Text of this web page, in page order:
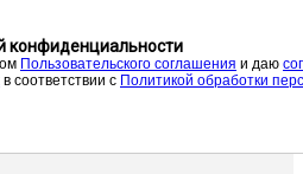
конфиденциальности
Пользовательского соглашения и даю
в соответствии с Политикой обработки